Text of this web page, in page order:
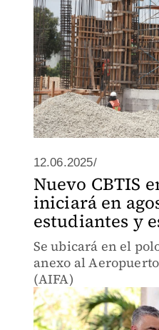
12.06.2025/
Nuevo CBTIS
iniciará en
estudiantes y
Se ubicará en el
anexo al
(AIFA)